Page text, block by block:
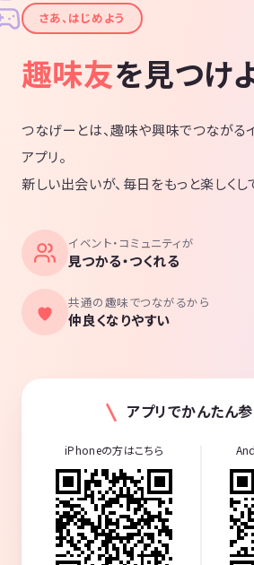
✦さあ、はじめよう
趣味友を見つけ
つなげーとは、趣味や興味でつながる
アプリ。
新しい出会いが、毎日をもっと楽しくし
イベント・コミュニティが
見つかる・つくれる
共通の趣味でつながるから
仲良くなりやすい
アプリでかんたん参
iPhoneの方はこちら